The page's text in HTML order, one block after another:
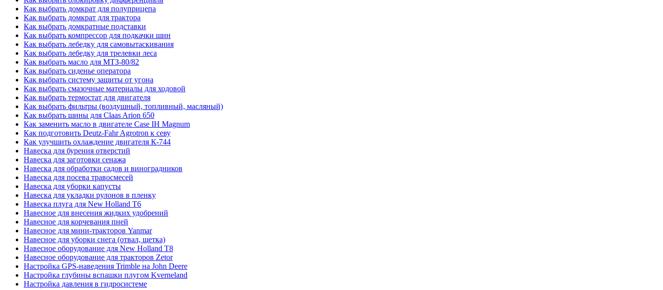
Как выбрать домкрат для полуприцепа
Как выбрать домкрат для трактора
Как выбрать домкратные подставки
Как выбрать компрессор для подкачки шин
Как выбрать лебедку для самовытаскивания
Как выбрать лебедку для трелевки леса
Как выбрать масло для МТЗ-80/82
Как выбрать сиденье оператора
Как выбрать систему защиты от угона
Как выбрать смазочные материалы для ходовой
Как выбрать термостат для двигателя
Как выбрать фильтры (воздушный, топливный, масляный)
Как выбрать шины для Claas Arion 650
Как заменить масло в двигателе Case IH Magnum
Как подготовить Deutz-Fahr Agrotron к севу
Как улучшить охлаждение двигателя К-744
Навеска для бурения отверстий
Навеска для заготовки сенажа
Навеска для обработки садов и виноградников
Навеска для посева травосмесей
Навеска для уборки капусты
Навеска для укладки рулонов в пленку
Навеска плуга для New Holland T6
Навесное для внесения жидких удобрений
Навесное для корчевания пней
Навесное для мини-тракторов Yanmar
Навесное для уборки снега (отвал, щетка)
Навесное оборудование для New Holland T8
Навесное оборудование для тракторов Zetor
Настройка GPS-наведения Trimble на John Deere
Настройка глубины вспашки плугом Kverneland
Настройка давления в гидросистеме